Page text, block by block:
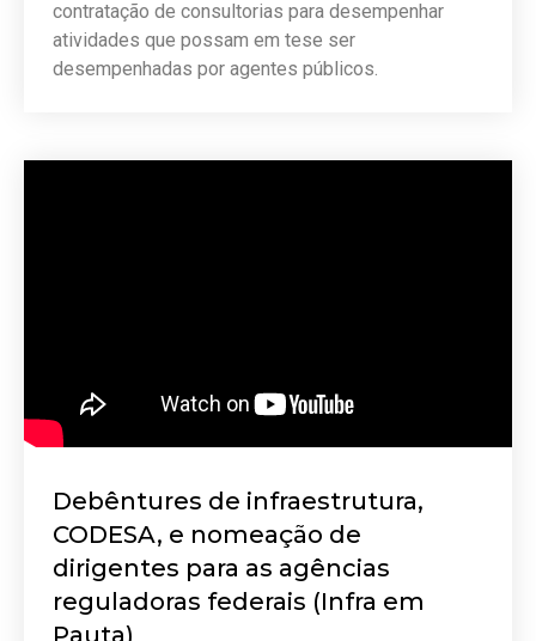
contratação de consultorias para desempenhar
atividades que possam em tese ser
desempenhadas por agentes públicos.
Debêntures de infraestrutura,
CODESA, e nomeação de
dirigentes para as agências
reguladoras federais (Infra em
Pauta)